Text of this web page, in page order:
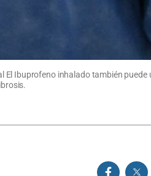
El Ibuprofeno inhalado también